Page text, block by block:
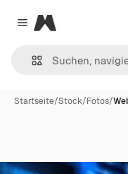
Close menu
Magnific
Startseite/Stock/Fotos/